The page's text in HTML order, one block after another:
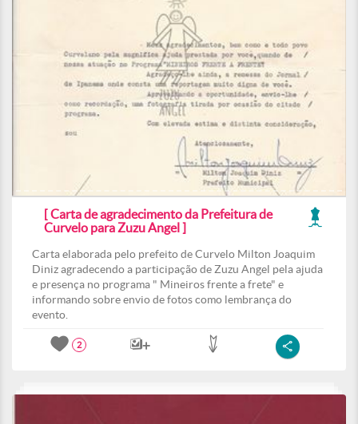
[ Carta de agradecimento da Prefeitura de
Curvelo para Zuzu Angel ]
Carta elaborada pelo prefeito de Curvelo Milton Joaquim
Diniz agradecendo a participação de Zuzu Angel pela ajuda
e presença no programa " Mineiros frente a frete" e
informando sobre envio de fotos como lembrança do
evento.
2